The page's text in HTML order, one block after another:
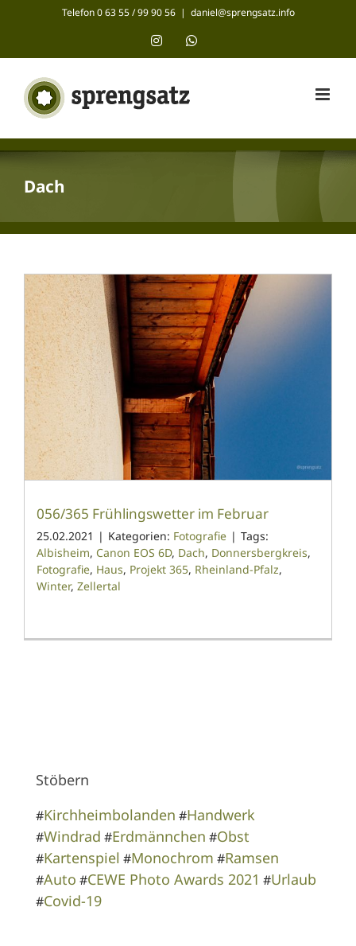
Telefon 0 63 55 / 99 90 56 | daniel@sprengsatz.info
InstagramWhatsApp
Dach
056/365 Frühlingswetter im Februar
25.02.2021 | Kategorien: Fotografie | Tags:
Albisheim, Canon EOS 6D, Dach, Donnersbergkreis,
Fotografie, Haus, Projekt 365, Rheinland-Pfalz,
Winter, Zellertal
Stöbern
#Kirchheimbolanden #Handwerk
#Windrad #Erdmännchen #Obst
#Kartenspiel #Monochrom #Ramsen
#Auto #CEWE Photo Awards 2021 #Urlaub
#Covid-19